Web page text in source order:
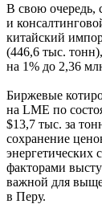
В свою очередь,
и
китайский
(446,6 тыс.
на 1% до 2,36
Биржевые
на LME по
$13,7 тыс. за
сохранение
факторами
важной для
в Перу.